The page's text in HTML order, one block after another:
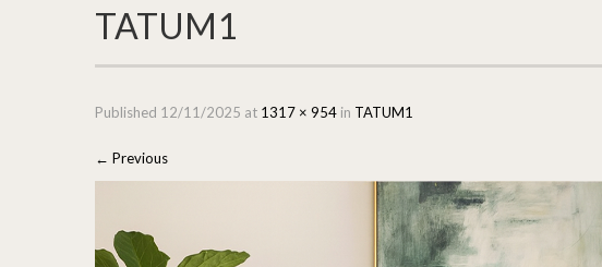
TATUM1
Published 12/11/2025 at 1317 × 954 in TATUM1
← Previous